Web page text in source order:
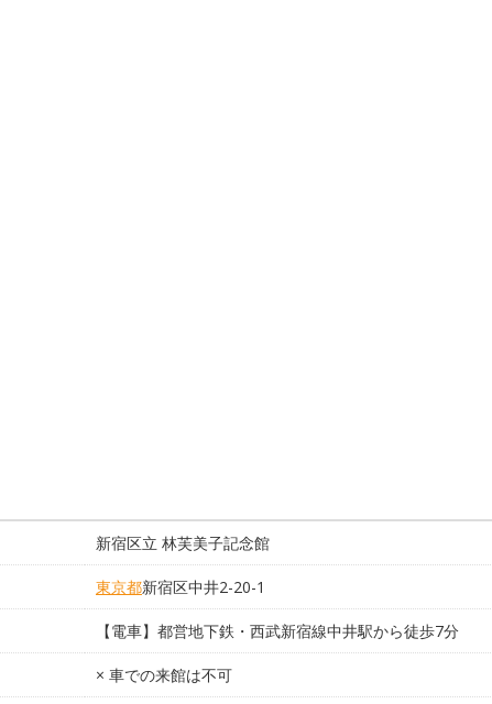
新宿区立 林芙美子記念館
東京都新宿区中井2-20-1
【電車】都営地下鉄・西武新宿線中井駅から徒歩7分
× 車での来館は不可